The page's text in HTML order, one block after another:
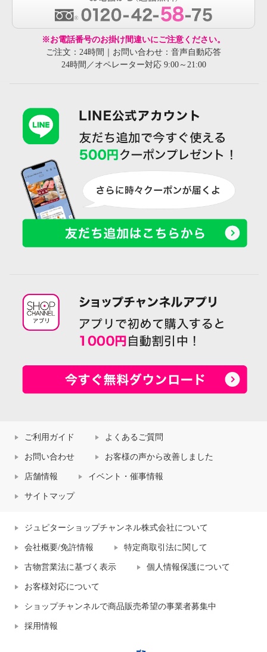
※お電話番号のお掛け間違いにご注意ください。
ご注文：24時間｜お問い合わせ：音声自動応答
24時間／オペレーター対応 9:00～21:00
ご利用ガイド よくあるご質問
お問い合わせ お客様の声から改善しました
店舗情報 イベント・催事情報
サイトマップ
ジュピターショップチャンネル株式会社について
会社概要/免許情報 特定商取引法に関して
古物営業法に基づく表示 個人情報保護について
お客様対応について
ショップチャンネルで商品販売希望の事業者募集中
採用情報